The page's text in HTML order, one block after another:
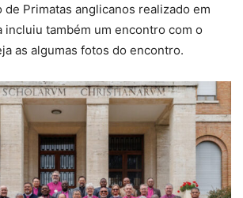
Primatas anglicanos realizado em
incluiu também um encontro com o
as algumas fotos do encontro.